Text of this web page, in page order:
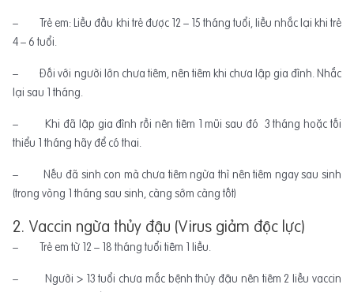
– Trẻ em: Liều đầu khi trẻ được 12 – 15 tháng tuổi, liều nhắc lại khi trẻ
4 – 6 tuổi.
– Đối với người lớn chưa tiêm, nên tiêm khi chưa lập gia đình. Nhắc
lại sau 1 tháng.
– Khi đã lập gia đình rồi nên tiêm 1 mũi sau đó 3 tháng hoặc tối
thiểu 1 tháng hãy để có thai.
– Nếu đã sinh con mà chưa tiêm ngừa thì nên tiêm ngay sau sinh
(trong vòng 1 tháng sau sinh, càng sớm càng tốt)
2. Vaccin ngừa thủy đậu (Virus giảm độc lực)
– Trẻ em từ 12 – 18 tháng tuổi tiêm 1 liều.
– Người > 13 tuổi chưa mắc bệnh thủy đậu nên tiêm 2 liều vaccin